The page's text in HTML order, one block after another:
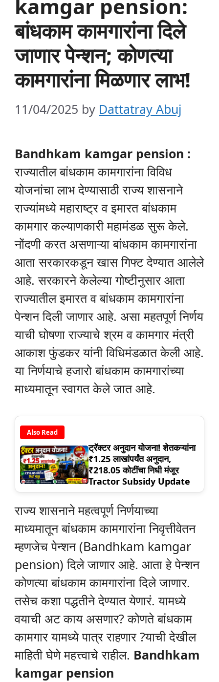
kamgar pension:
बांधकाम कामगारांना दिले
जाणार पेन्शन; कोणत्या
कामगारांना मिळणार लाभ!
11/04/2025 by Dattatray Abuj
Bandhkam kamgar pension :
राज्यातील बांधकाम कामगारांना विविध
योजनांचा लाभ देण्यासाठी राज्य शासनाने
राज्यांमध्ये महाराष्ट्र व इमारत बांधकाम
कामगार कल्याणकारी महामंडळ सुरू केले.
नोंदणी करत असणाऱ्या बांधकाम कामगारांना
आता सरकारकडून खास गिफ्ट देण्यात आलेले
आहे. सरकारने केलेल्या गोष्टीनुसार आता
राज्यातील इमारत व बांधकाम कामगारांना
पेन्शन दिली जाणार आहे. असा महतपूर्ण निर्णय
याची घोषणा राज्याचे श्रम व कामगार मंत्री
आकाश फुंडकर यांनी विधिमंडळात केली आहे.
या निर्णयाचे हजारो बांधकाम कामगारांच्या
माध्यमातून स्वागत केले जात आहे.
Also Read
ट्रॅक्टर अनुदान योजना! शेतकऱ्यांना
₹1.25 लाखांपर्यंत अनुदान,
₹218.05 कोटींचा निधी मंजूर
Tractor Subsidy Update
राज्य शासनाने महत्वपूर्ण निर्णयाच्या
माध्यमातून बांधकाम कामगारांना निवृत्तीवेतन
म्हणजेच पेन्शन (Bandhkam kamgar
pension) दिले जाणार आहे. आता हे पेन्शन
कोणत्या बांधकाम कामगारांना दिले जाणार.
तसेच कशा पद्धतीने देण्यात येणारं. यामध्ये
वयाची अट काय असणार? कोणते बांधकाम
कामगार यामध्ये पात्र राहणार ?याची देखील
माहिती घेणे महत्त्वाचे राहील. Bandhkam
kamgar pension